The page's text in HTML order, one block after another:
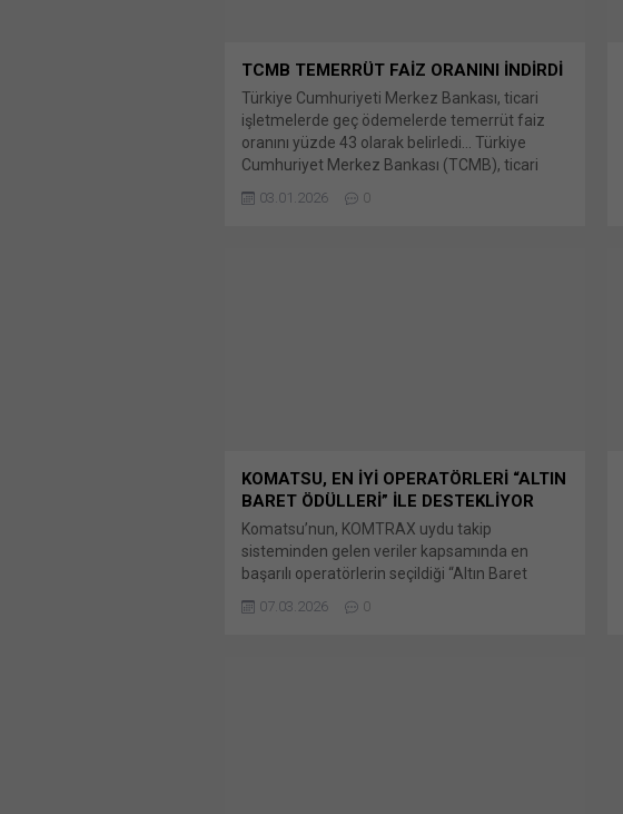
TCMB TEMERRÜT FAİZ ORANINI İNDİRDİ
Türkiye Cumhuriyeti Merkez Bankası, ticari
işletmelerde geç ödemelerde temerrüt faiz
oranını yüzde 43 olarak belirledi… Türkiye
Cumhuriyet Merkez Bankası (TCMB), ticari
paylaş: X'te paylaşmak için tıklayın (Yeni
03.01.2026 0
KOMATSU, EN İYİ OPERATÖRLERİ “ALTIN
BARET ÖDÜLLERİ” İLE DESTEKLİYOR
Komatsu’nun, KOMTRAX uydu takip
sisteminden gelen veriler kapsamında en
başarılı operatörlerin seçildiği “Altın Baret
dönemine başladı. Proje kapsamında her Bunu
07.03.2026 0